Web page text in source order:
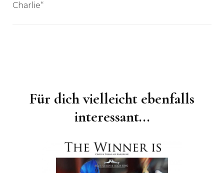
Charlie“
Beitragsnavigation
Für dich vielleicht ebenfalls
interessant...